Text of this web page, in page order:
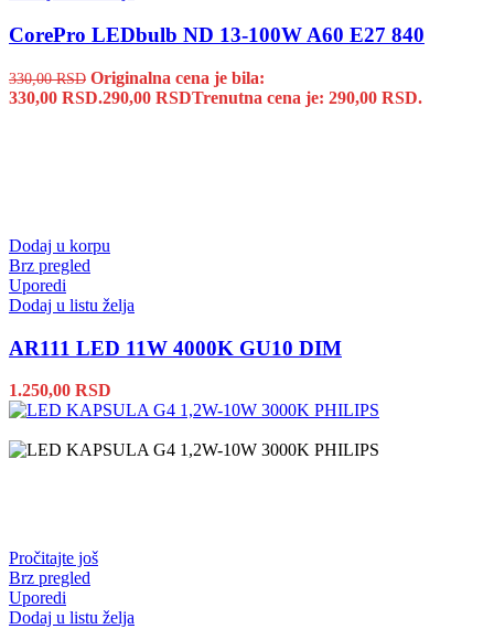
CorePro LEDbulb ND 13-100W A60 E27 840
330,00RSD Originalna cena je bila:
330,00 RSD.290,00 RSDTrenutna cena je: 290,00 RSD.
Dodaj u korpu
Brz pregled
Uporedi
Dodaj u listu želja
AR111 LED 11W 4000K GU10 DIM
1.250,00 RSD
Pročitajte još
Brz pregled
Uporedi
Dodaj u listu želja